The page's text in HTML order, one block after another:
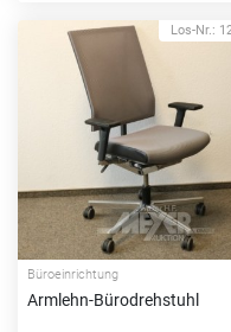
Los-Nr.:
Büroeinrichtung
Armlehn-Bürodrehstuhl